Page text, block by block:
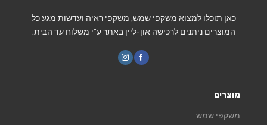
כאן תוכלו למצוא משקפי שמש, משקפי ראיה ועדשות מגע כל
המוצרים ניתנים לרכישה און-ליין באתר ע”י משלוח עד הבית.
מוצרים
משקפי שמש